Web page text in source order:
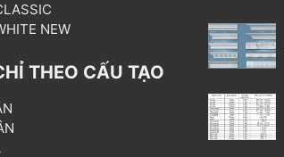
NEW
THEO CẤU TẠO